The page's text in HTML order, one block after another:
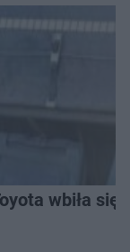
wbiła się